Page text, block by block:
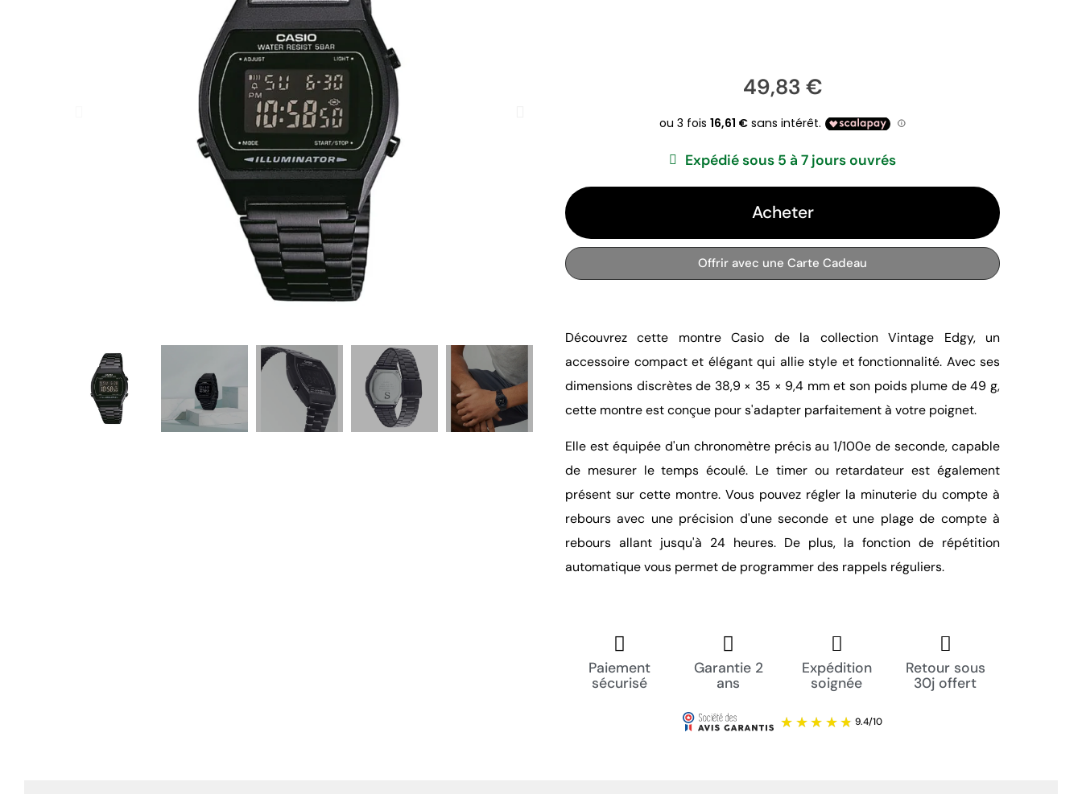
49,83 €
Expédié sous 5 à 7 jours ouvrés
Acheter
Offrir avec une Carte Cadeau
Découvrez cette montre Casio de la collection Vintage Edgy, un
accessoire compact et élégant qui allie style et fonctionnalité. Avec ses
dimensions discrètes de 38,9 × 35 × 9,4 mm et son poids plume de 49 g,
cette montre est conçue pour s'adapter parfaitement à votre poignet.
Elle est équipée d'un chronomètre précis au 1/100e de seconde, capable
de mesurer le temps écoulé. Le timer ou retardateur est également
présent sur cette montre. Vous pouvez régler la minuterie du compte à
rebours avec une précision d'une seconde et une plage de compte à
rebours allant jusqu'à 24 heures. De plus, la fonction de répétition
automatique vous permet de programmer des rappels réguliers.
Paiement
sécurisé
Garantie 2
ans
Expédition
soignée
Retour sous
30j offert